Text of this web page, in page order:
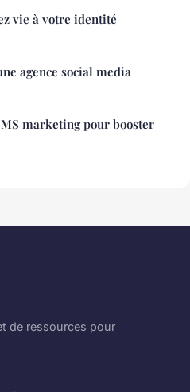
vie à votre identité
agence social media
marketing pour booster
de ressources pour